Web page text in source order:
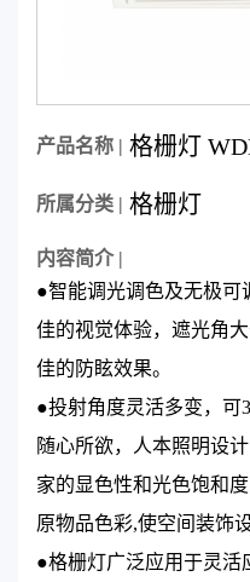
产品名称 | 格栅灯
所属分类 | 格栅灯
内容简介 |
●智能调光调色及无极可
佳的视觉体验，遮光角
佳的防眩效果。
●投射角度灵活多变，可
随心所欲，人本照明设
家的显色性和光色饱和
原物品色彩,使空间装饰
●格栅灯广泛应用于灵活